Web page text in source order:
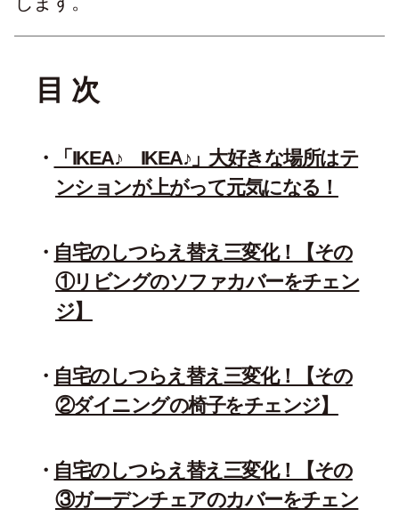
目 次
「IKEA♪ IKEA♪」大好きな場所はテ
ンションが上がって元気になる！
自宅のしつらえ替え三変化！【その
①リビングのソファカバーをチェン
ジ】
自宅のしつらえ替え三変化！【その
②ダイニングの椅子をチェンジ】
自宅のしつらえ替え三変化！【その
③ガーデンチェアのカバーをチェン